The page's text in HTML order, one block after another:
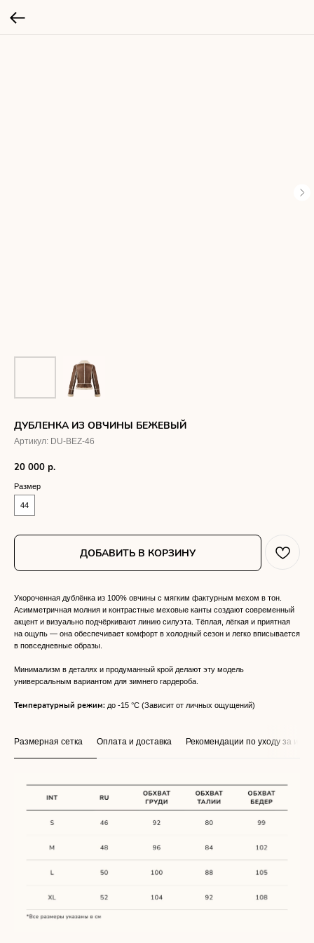
ДУБЛЕНКА ИЗ ОВЧИНЫ БЕЖЕВЫЙ
Артикул: DU-BEZ-46
20 000 р.
Размер
44
ДОБАВИТЬ В КОРЗИНУ
Укороченная дублёнка из 100% овчины с мягким фактурным мехом в тон.
Асимметричная молния и контрастные меховые канты создают современный
акцент и визуально подчёркивают линию силуэта. Тёплая, лёгкая и приятная
на ощупь — она обеспечивает комфорт в холодный сезон и легко вписывается
в повседневные образы.
Минимализм в деталях и продуманный крой делают эту модель
универсальным вариантом для зимнего гардероба.
Температурный режим: до -15 °C (Зависит от личных ощущений)
Размерная сетка Оплата и доставка Рекомендации по уходу за